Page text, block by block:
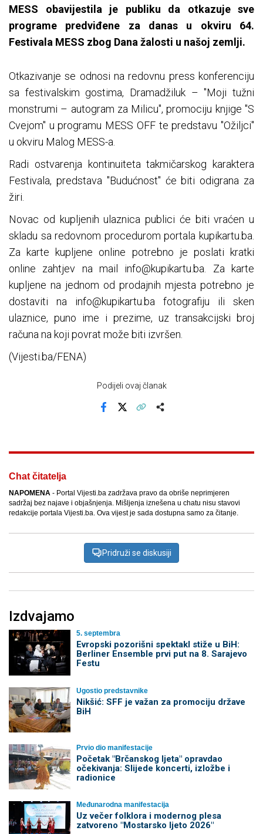
MESS obavijestila je publiku da otkazuje sve
programe predviđene za danas u okviru 64.
Festivala MESS zbog Dana žalosti u našoj zemlji.
Otkazivanje se odnosi na redovnu press konferenciju
sa festivalskim gostima, Dramadžiluk – "Moji tužni
monstrumi – autogram za Milicu", promociju knjige "S
Cvejom" u programu MESS OFF te predstavu "Ožiljci"
u okviru Malog MESS-a.
Radi ostvarenja kontinuiteta takmičarskog karaktera
Festivala, predstava "Budućnost" će biti odigrana za
žiri.
Novac od kupljenih ulaznica publici će biti vraćen u
skladu sa redovnom procedurom portala kupikartu.ba.
Za karte kupljene online potrebno je poslati kratki
online zahtjev na mail info@kupikartu.ba. Za karte
kupljene na jednom od prodajnih mjesta potrebno je
dostaviti na info@kupikartu.ba fotografiju ili sken
ulaznice, puno ime i prezime, uz transakcijski broj
računa na koji povrat može biti izvršen.
(Vijesti.ba/FENA)
Podijeli ovaj članak
Chat čitatelja
NAPOMENA - Portal Vijesti.ba zadržava pravo da obriše neprimjeren
sadržaj bez najave i objašnjenja. Mišljenja iznešena u chatu nisu stavovi
redakcije portala Vijesti.ba. Ova vijest je sada dostupna samo za čitanje.
Pridruži se diskusiji
Izdvajamo
5. septembra
Evropski pozorišni spektakl stiže u BiH:
Berliner Ensemble prvi put na 8. Sarajevo
Festu
Ugostio predstavnike
Nikšić: SFF je važan za promociju države
BiH
Prvio dio manifestacije
Početak "Brčanskog ljeta" opravdao
očekivanja: Slijede koncerti, izložbe i
radionice
Međunarodna manifestacija
Uz večer folklora i modernog plesa
zatvoreno "Mostarsko ljeto 2026"